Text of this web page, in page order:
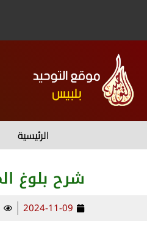
الرئيسية
شرح بلوغ
2024-11-09